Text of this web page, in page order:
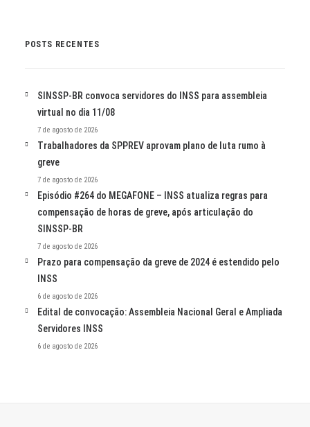
POSTS RECENTES
SINSSP-BR convoca servidores do INSS para assembleia
virtual no dia 11/08
7 de agosto de 2026
Trabalhadores da SPPREV aprovam plano de luta rumo à
greve
7 de agosto de 2026
Episódio #264 do MEGAFONE – INSS atualiza regras para
compensação de horas de greve, após articulação do
SINSSP-BR
7 de agosto de 2026
Prazo para compensação da greve de 2024 é estendido pelo
INSS
6 de agosto de 2026
Edital de convocação: Assembleia Nacional Geral e Ampliada
Servidores INSS
6 de agosto de 2026